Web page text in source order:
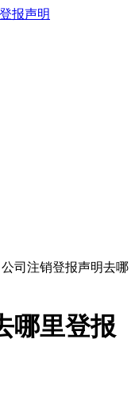
报声明
公司注销登报声明去哪
哪里登报